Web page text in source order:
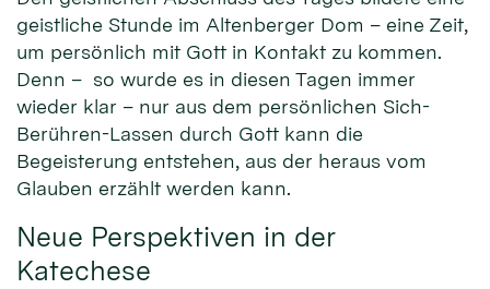
geistliche Stunde im Altenberger Dom – eine Zeit,
um persönlich mit Gott in Kontakt zu kommen.
Denn – so wurde es in diesen Tagen immer
wieder klar – nur aus dem persönlichen Sich-
Berühren-Lassen durch Gott kann die
Begeisterung entstehen, aus der heraus vom
Glauben erzählt werden kann.
Neue Perspektiven in der
Katechese